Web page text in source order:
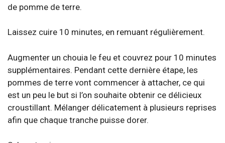
de pomme de terre.
Laissez cuire 10 minutes, en remuant régulièrement.
Augmenter un chouia le feu et couvrez pour 10 minutes
supplémentaires. Pendant cette dernière étape, les
pommes de terre vont commencer à attacher, ce qui
est un peu le but si l’on souhaite obtenir ce délicieux
croustillant. Mélanger délicatement à plusieurs reprises
afin que chaque tranche puisse dorer.